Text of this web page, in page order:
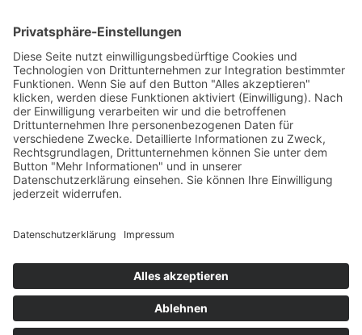
Zertifikate & E-Security
Downloads
Integration & Schnittstellen
News
Presse
Support